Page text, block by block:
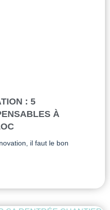
: 5
À
il faut le bon